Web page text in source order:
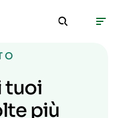
tuoi
più